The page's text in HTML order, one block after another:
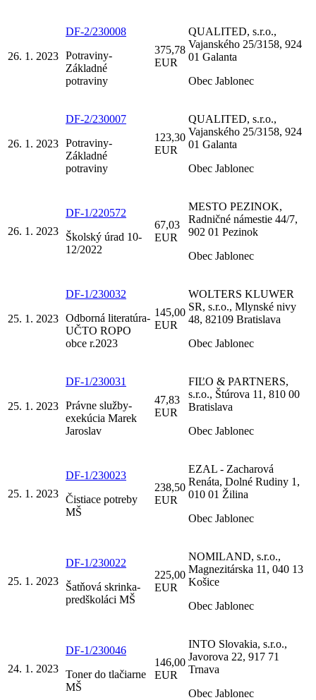
26. 1. 2023
DF-2/230008
Potraviny-
Základné
potraviny
375,78
EUR
QUALITED, s.r.o.,
Vajanského 25/3158, 924
01 Galanta
Obec Jablonec
26. 1. 2023
DF-2/230007
Potraviny-
Základné
potraviny
123,30
EUR
QUALITED, s.r.o.,
Vajanského 25/3158, 924
01 Galanta
Obec Jablonec
26. 1. 2023
DF-1/220572
Školský úrad 10-
12/2022
67,03
EUR
MESTO PEZINOK,
Radničné námestie 44/7,
902 01 Pezinok
Obec Jablonec
25. 1. 2023
DF-1/230032
Odborná literatúra-
UČTO ROPO
obce r.2023
145,00
EUR
WOLTERS KLUWER
SR, s.r.o., Mlynské nivy
48, 82109 Bratislava
Obec Jablonec
25. 1. 2023
DF-1/230031
Právne služby-
exekúcia Marek
Jaroslav
47,83
EUR
FIĽO & PARTNERS,
s.r.o., Štúrova 11, 810 00
Bratislava
Obec Jablonec
25. 1. 2023
DF-1/230023
Čistiace potreby
MŠ
238,50
EUR
EZAL - Zacharová
Renáta, Dolné Rudiny 1,
010 01 Žilina
Obec Jablonec
25. 1. 2023
DF-1/230022
Šatňová skrinka-
predškoláci MŠ
225,00
EUR
NOMILAND, s.r.o.,
Magnezitárska 11, 040 13
Košice
Obec Jablonec
24. 1. 2023
DF-1/230046
Toner do tlačiarne
MŠ
146,00
EUR
INTO Slovakia, s.r.o.,
Javorova 22, 917 71
Trnava
Obec Jablonec